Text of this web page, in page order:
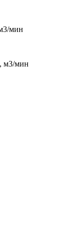
мин
м3/мин